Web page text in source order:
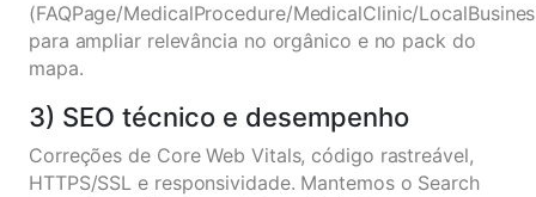
(FAQPage/MedicalProcedure/MedicalClinic/
para ampliar relevância no orgânico e no pack do
mapa.
3) SEO técnico e desempenho
Correções de Core Web Vitals, código rastreável,
HTTPS/SSL e responsividade. Mantemos o Search